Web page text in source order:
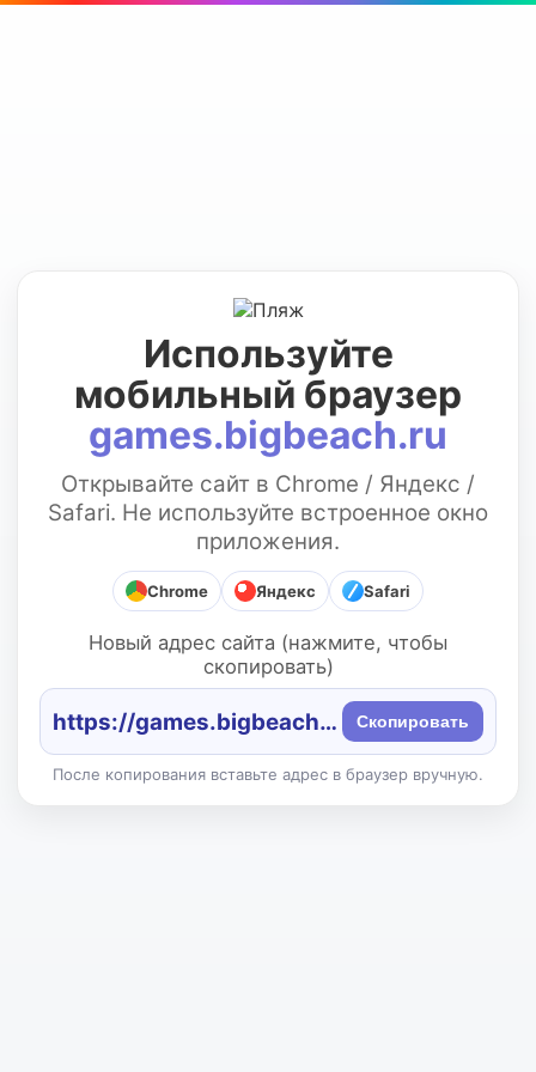
Используйте
мобильный браузер
games.bigbeach.ru
Открывайте сайт в Chrome / Яндекс /
Safari. Не используйте встроенное окно
приложения.
Chrome Яндекс Safari
Новый адрес сайта (нажмите, чтобы
скопировать)
https://games.bigbeach.ru/ Скопировать
После копирования вставьте адрес в браузер вручную.